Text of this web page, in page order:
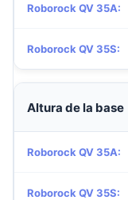
Roborock QV 35A:
Roborock QV 35S:
Altura de la base
Roborock QV 35A:
Roborock QV 35S: